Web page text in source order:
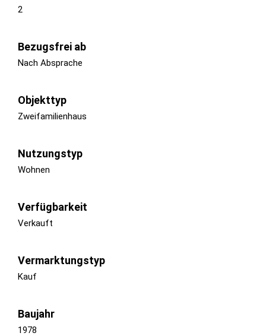
2
Bezugsfrei ab
Nach Absprache
Objekttyp
Zweifamilienhaus
Nutzungstyp
Wohnen
Verfügbarkeit
Verkauft
Vermarktungstyp
Kauf
Baujahr
1978